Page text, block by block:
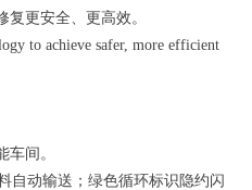
更安全、更高效。
to achieve safer, more efficient
间。
动输送；绿色循环标识隐约闪